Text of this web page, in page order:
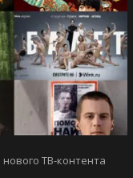
ТВ-контента